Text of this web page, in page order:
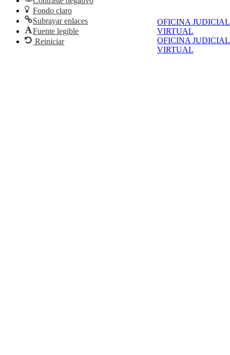
OFICINA JUDICIAL
VIRTUAL
OFICINA JUDICIAL
VIRTUAL
Fondo claro
Subrayar enlaces
Fuente legible
Reiniciar